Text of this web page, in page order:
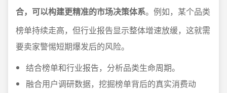
合，可以构建更精准的市场决策体系。例如，某个品类
榜单持续走高，但行业报告显示整体增速放缓，这就需
要卖家警惕短期爆发后的风险。
结合榜单和行业报告，分析品类生命周期。
融合用户调研数据，挖掘榜单背后的真实消费动